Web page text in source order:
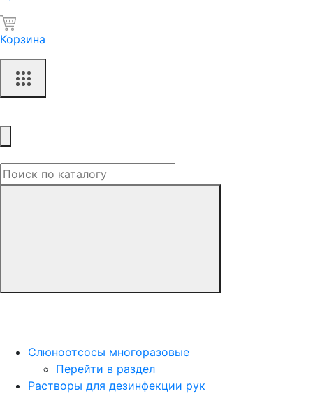
Корзина
Слюноотсосы многоразовые
Перейти в раздел
Растворы для дезинфекции рук